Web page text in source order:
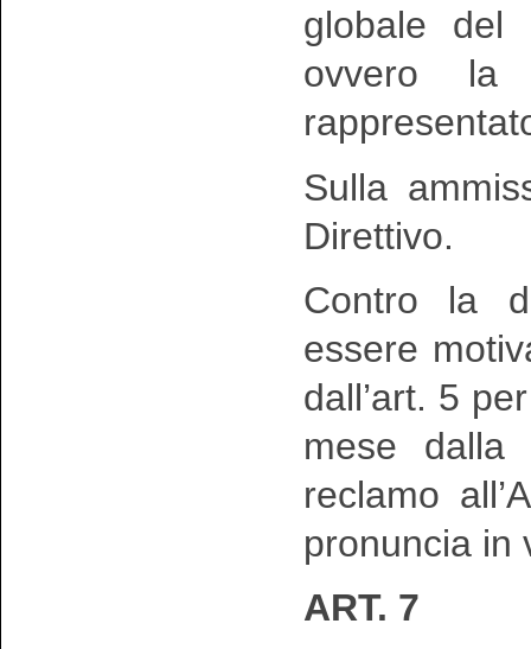
globale del
ovvero la
Sulla
Direttivo.
Contro la
essere
dall’art. 5
mese dalla
reclamo
pronuncia in
ART. 7